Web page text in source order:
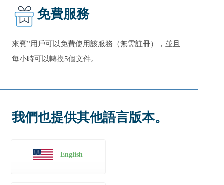
免費服務
來賓”用戶可以免費使用該服務（無需註冊），並且
每小時可以轉換5個文件。
我們也提供其他語言版本。
English